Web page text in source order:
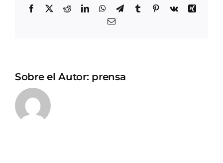
Facebook
X RedditLinkedInWhatsApp
TelegramTumblrPinterest
Vk
Xing
Correo
Sobre el Autor: prensa